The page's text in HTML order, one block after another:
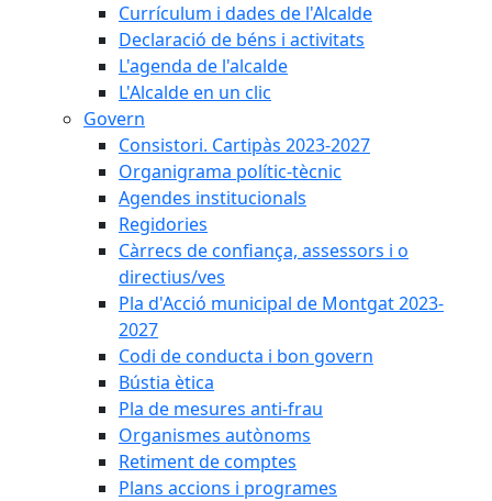
Currículum i dades de l'Alcalde
Declaració de béns i activitats
L'agenda de l'alcalde
L'Alcalde en un clic
Govern
Consistori. Cartipàs 2023-2027
Organigrama polític-tècnic
Agendes institucionals
Regidories
Càrrecs de confiança, assessors i o
directius/ves
Pla d'Acció municipal de Montgat 2023-
2027
Codi de conducta i bon govern
Bústia ètica
Pla de mesures anti-frau
Organismes autònoms
Retiment de comptes
Plans accions i programes